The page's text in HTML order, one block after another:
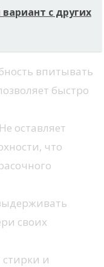
с других
впитывать
быстро
оставляет
что
своих
стирки и